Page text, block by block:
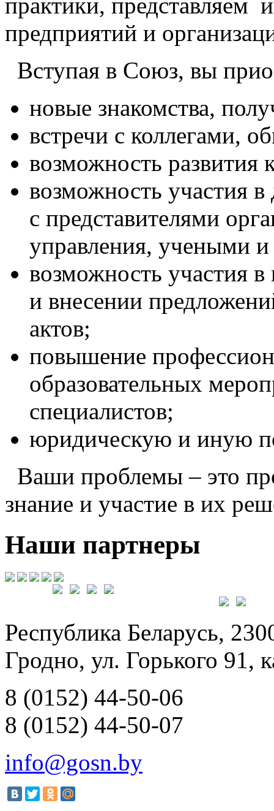
предприятий и
Вступая в Союз, вы
новые знакомства,
встречи с коллегами,
возможность развития
возможность участия
с представителями
управления, учеными
возможность участия
и внесении
актов;
повышение
образовательных
специалистов;
юридическую и иную
Ваши проблемы – это
знание и участие в их
Наши партнеры
Республика Беларусь,
Гродно, ул. Горького 91,
8 (0152) 44-50-06
8 (0152) 44-50-07
info@gosn.by